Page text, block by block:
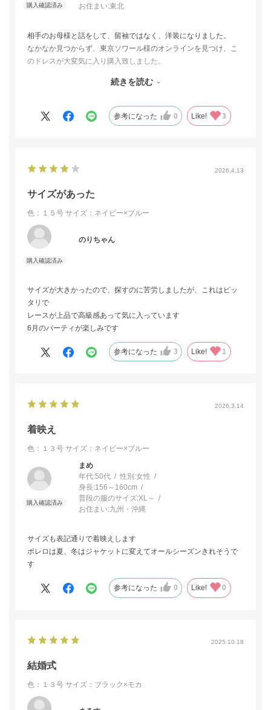
お住まい:東北
相手のお母様と話をして、留袖ではなく、洋装になりました。
なかなか見つからず、東京ソワール様のオンラインを見つけ、こ
のドレスが大変気に入り購入致しました。
今度は、ブラックフォーマルを購入したいと思っております。
続きを読む
参考になった 0 Like! 3
2026.4.13
サイズがあった
色：１５号 サイズ：ネイビー×ブルー
のりちゃん
サイズが大きかったので、探すのに苦労しましたが、これはピッ
タリで
レースが上品で高級感あって気に入っています
6月のパーティが楽しみです
参考になった 3 Like! 1
2026.3.14
着映え
色：１３号 サイズ：ネイビー×ブルー
まめ
年代:50代 性別:女性
身長:156～160cm
普段の服のサイズ:XL～
お住まい:九州・沖縄
サイズも表記通りで着映えします
ボレロは夏、冬はジャケットに変えてオールシーズンきれそうで
す
参考になった 0 Like! 0
2025.10.18
結婚式
色：１３号 サイズ：ブラック×モカ